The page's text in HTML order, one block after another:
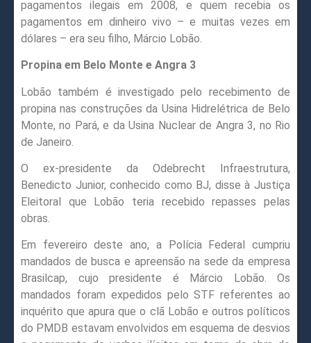
pagamentos ilegais em 2008, e quem recebia os
pagamentos em dinheiro vivo – e muitas vezes em
dólares – era seu filho, Márcio Lobão.
Propina em Belo Monte e Angra 3
Lobão também é investigado pelo recebimento de
propina nas construções da Usina Hidrelétrica de Belo
Monte, no Pará, e da Usina Nuclear de Angra 3, no Rio
de Janeiro.
O ex-presidente da Odebrecht Infraestrutura,
Benedicto Junior, conhecido como BJ, disse à Justiça
Eleitoral que Lobão teria recebido repasses pelas
obras.
Em fevereiro deste ano, a Polícia Federal cumpriu
mandados de busca e apreensão na sede da empresa
Brasilcap, cujo presidente é Márcio Lobão. Os
mandados foram expedidos pelo STF referentes ao
inquérito que apura que o clã Lobão e outros políticos
do PMDB estavam envolvidos em esquema de desvios